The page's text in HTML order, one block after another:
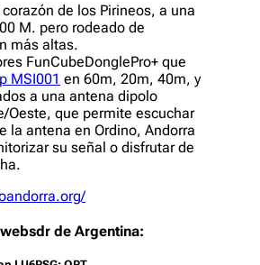
de los Pirineos, a una
M. pero rodeado de
más altas.
FunCubeDonglePro+ que
MSI001 en 60m, 20m, 40m, y
a una antena dipolo
Oeste, que permite escuchar
la antena en Ordino, Andorra
su señal o disfrutar de
de Argentina: